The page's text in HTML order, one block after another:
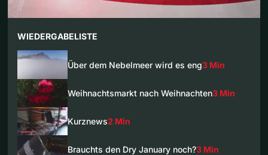
WIEDERGABELISTE
Über dem Nebelmeer wird es eng3 Min
Weihnachtsmarkt nach Weihnachten3 Min
Kurznews2 Min
Brauchts den Dry January noch?3 Min